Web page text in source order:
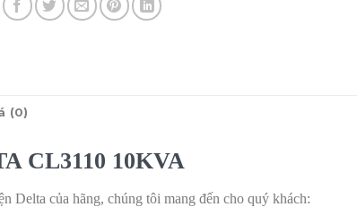
(0)
CL3110 10KVA
Delta của hãng, chúng tôi mang đến cho quý khách: